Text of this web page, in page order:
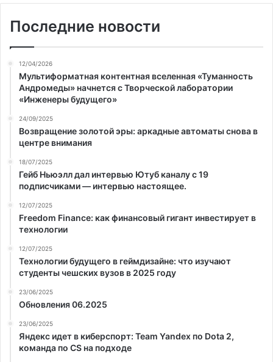
Последние новости
12/04/2026
Мультиформатная контентная вселенная «Туманность
Андромеды» начнется с Творческой лаборатории
«Инженеры будущего»
24/09/2025
Возвращение золотой эры: аркадные автоматы снова в
центре внимания
18/07/2025
Гейб Ньюэлл дал интервью Ютуб каналу с 19
подписчиками — интервью настоящее.
12/07/2025
Freedom Finance: как финансовый гигант инвестирует в
технологии
12/07/2025
Технологии будущего в геймдизайне: что изучают
студенты чешских вузов в 2025 году
23/06/2025
Обновления 06.2025
23/06/2025
Яндекс идет в киберспорт: Team Yandex по Dota 2,
команда по CS на подходе